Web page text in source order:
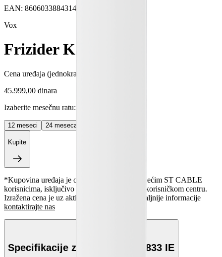
EAN: 8606033884314
Vox
Frizider KS 2833 IE
Cena uređaja (jednokratno plaćanje)
45.999,00 dinara
Izaberite mesečnu ratu:
12 meseci 24 meseca
Kupite
*Kupovina uređaja je omogućena svim postojećim ST CABLE
korisnicima, isključivo lično u SAT-TRAKT korisničkom centru.
Izražena cena je uz aktiviran e-Račun. Za detaljnije informacije
kontaktirajte nas
Specifikacije za Frizider KS 2833 IE